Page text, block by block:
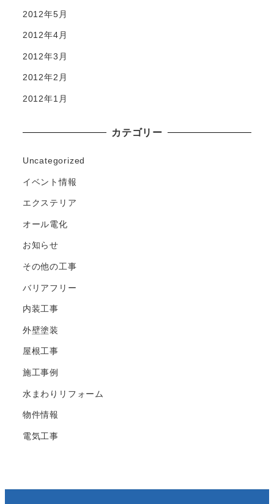
2012年5月
2012年4月
2012年3月
2012年2月
2012年1月
カテゴリー
Uncategorized
イベント情報
エクステリア
オール電化
お知らせ
その他の工事
バリアフリー
内装工事
外壁塗装
屋根工事
施工事例
水まわりリフォーム
物件情報
電気工事